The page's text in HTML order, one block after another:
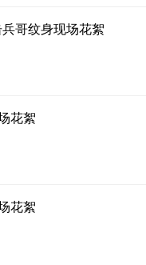
哥纹身现场花絮
花絮
花絮